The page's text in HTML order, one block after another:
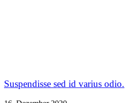
Suspendisse sed id varius odio.